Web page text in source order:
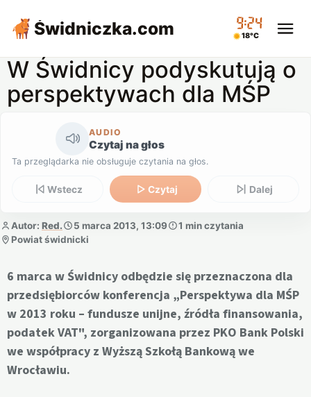
Świdniczka.com 09:24
18°C
W Świdnicy podyskutują o
perspektywach dla MŚP
AUDIO
Czytaj na głos
Ta przeglądarka nie obsługuje czytania na głos.
Wstecz Czytaj Dalej
Autor: Red. 5 marca 2013, 13:09
1 min czytania
Powiat świdnicki
6 marca w Świdnicy odbędzie się przeznaczona dla
przedsiębiorców konferencja „Perspektywa dla MŚP
w 2013 roku – fundusze unijne, źródła finansowania,
podatek VAT", zorganizowana przez PKO Bank Polski
we współpracy z Wyższą Szkołą Bankową we
Wrocławiu.